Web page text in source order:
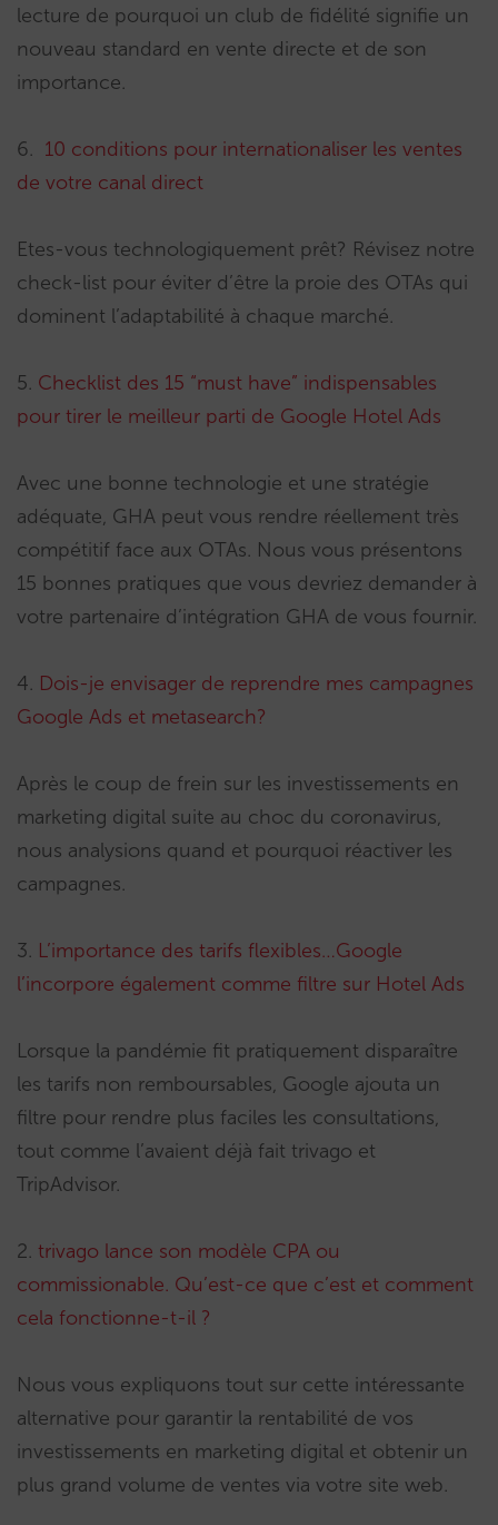
lecture de pourquoi un club de fidélité signifie un
nouveau standard en vente directe et de son
importance.
6. 10 conditions pour internationaliser les ventes
de votre canal direct
Etes-vous technologiquement prêt? Révisez notre
check-list pour éviter d’être la proie des OTAs qui
dominent l’adaptabilité à chaque marché.
5. Checklist des 15 “must have” indispensables
pour tirer le meilleur parti de Google Hotel Ads
Avec une bonne technologie et une stratégie
adéquate, GHA peut vous rendre réellement très
compétitif face aux OTAs. Nous vous présentons
15 bonnes pratiques que vous devriez demander à
votre partenaire d’intégration GHA de vous fournir.
4. Dois-je envisager de reprendre mes campagnes
Google Ads et metasearch?
Après le coup de frein sur les investissements en
marketing digital suite au choc du coronavirus,
nous analysions quand et pourquoi réactiver les
campagnes.
3. L’importance des tarifs flexibles…Google
l’incorpore également comme filtre sur Hotel Ads
Lorsque la pandémie fit pratiquement disparaître
les tarifs non remboursables, Google ajouta un
filtre pour rendre plus faciles les consultations,
tout comme l’avaient déjà fait trivago et
TripAdvisor.
2. trivago lance son modèle CPA ou
commissionable. Qu’est-ce que c’est et comment
cela fonctionne-t-il ?
Nous vous expliquons tout sur cette intéressante
alternative pour garantir la rentabilité de vos
investissements en marketing digital et obtenir un
plus grand volume de ventes via votre site web.